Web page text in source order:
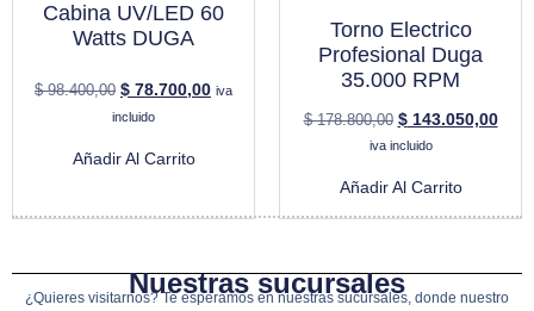
Cabina UV/LED 60
Watts DUGA
$98.400,00 $ 78.700,00 iva
incluido
Añadir Al Carrito
Torno Electrico
Profesional Duga
35.000 RPM
$178.800,00 $143.050,00
iva incluido
Añadir Al Carrito
Nuestras sucursales
¿Quieres visitarnos?Te esperamos en nuestras sucursales, donde nuestro